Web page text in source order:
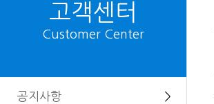
고객센터
Customer Center
공지사항 ＞